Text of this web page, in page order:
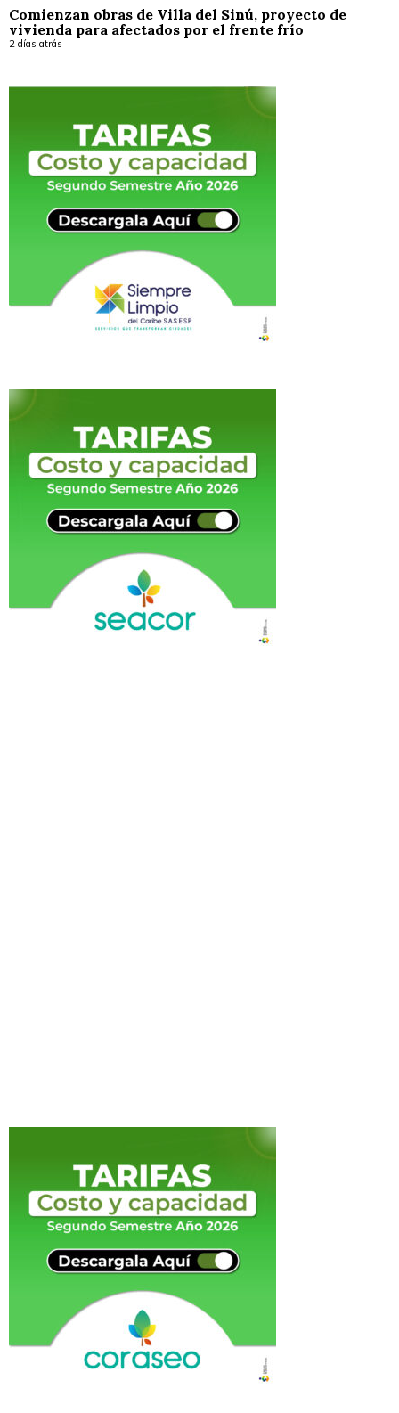
Comienzan obras de Villa del Sinú, proyecto de
vivienda para afectados por el frente frío
2 días atrás